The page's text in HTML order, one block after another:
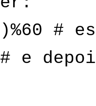
#
e